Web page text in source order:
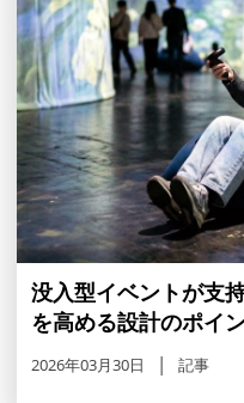
没入型イベントが支
を高める設計のポイ
2026年03月30日 記事